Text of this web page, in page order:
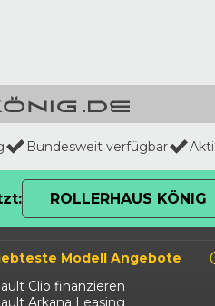
Bundesweit verfügbar
ROLLERHAUS KÖNIG
Modell Angebote
Clio finanzieren
Arkana Leasing